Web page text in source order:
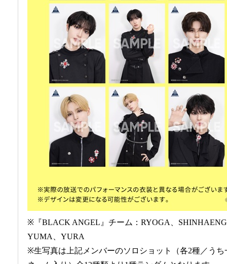
※『BLACK ANGEL』チーム：RYOGA、
YUMA、YURA
※生写真は上記メンバーのソロショット（各2種／う